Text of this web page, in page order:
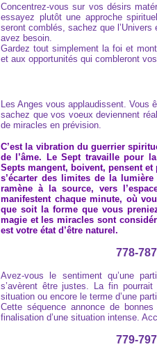
Concentrez-vous sur vos désirs
essayez plutôt une approche
seront comblés, sachez que
avez besoin.
Gardez tout simplement la foi et
et aux opportunités qui combleront
Les Anges vous applaudissent.
sachez que vos voeux deviennent
de miracles en prévision.
C’est la vibration du guerrier
de l’âme. Le Sept travaille pour
Septs mangent, boivent, pensent
s’écarter des limites de la
ramène à la source, vers
manifestent chaque minute, où
que soit la forme que vous
magie et les miracles sont
est votre état d’être naturel.
778-
Avez-vous le sentiment qu’une
s’avèrent être justes. La fin
situation ou encore le terme d’une
Cette séquence annonce de
finalisation d’une situation intense.
779-